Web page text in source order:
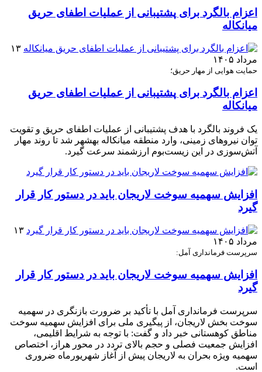
اعزام بالگرد برای پشتیبانی از عملیات اطفای حریق
میانکاله
۱۳
مرداد ۱۴۰۵
حمایت هوایی از مهار حریق؛
اعزام بالگرد برای پشتیبانی از عملیات اطفای حریق
میانکاله
یک فروند بالگرد با هدف پشتیبانی از عملیات اطفای حریق و تقویت
توان نیروهای زمینی، وارد منطقه میانکاله بهشهر شد تا روند مهار
آتش‌سوزی در این زیست‌بوم ارزشمند سرعت گیرد.
افزایش سهمیه سوخت لاریجان باید در دستور کار قرار
گیرد
۱۳
مرداد ۱۴۰۵
سرپرست فرمانداری آمل:
افزایش سهمیه سوخت لاریجان باید در دستور کار قرار
گیرد
سرپرست فرمانداری آمل با تأکید بر ضرورت بازنگری در سهمیه
سوخت بخش لاریجان، از پیگیری ملی برای افزایش سهمیه سوخت
مناطق کوهستانی خبر داد و گفت: با توجه به شرایط اقلیمی،
افزایش جمعیت فصلی و حجم بالای تردد در محور هراز، اختصاص
سهمیه ویژه بحران به لاریجان پیش از آغاز شهریورماه ضروری
است.